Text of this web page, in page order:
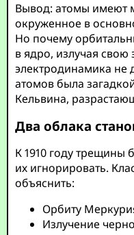
Вывод: атомы имеют
окруженное в
Но почему
в ядро, излучая свою
электродинамика не
атомов была
Кельвина,
Два облака
К 1910 году трещины
их игнорировать.
объяснить:
Орбиту
Излучение